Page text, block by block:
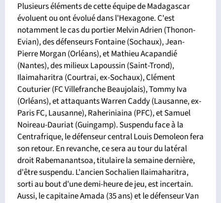
Plusieurs éléments de cette équipe de Madagascar
évoluent ou ont évolué dans l'Hexagone. C'est
notamment le cas du portier Melvin Adrien (Thonon-
Evian), des défenseurs Fontaine (Sochaux), Jean-
Pierre Morgan (Orléans), et Mathieu Acapandié
(Nantes), des milieux Lapoussin (Saint-Trond),
Ilaimaharitra (Courtrai, ex-Sochaux), Clément
Couturier (FC Villefranche Beaujolais), Tommy Iva
(Orléans), et attaquants Warren Caddy (Lausanne, ex-
Paris FC, Lausanne), Raheriniaina (PFC), et Samuel
Noireau-Dauriat (Guingamp). Suspendu face à la
Centrafrique, le défenseur central Louis Demoleon fera
son retour. En revanche, ce sera au tour du latéral
droit Rabemanantsoa, titulaire la semaine dernière,
d'être suspendu. L'ancien Sochalien Ilaimaharitra,
sorti au bout d'une demi-heure de jeu, est incertain.
Aussi, le capitaine Amada (35 ans) et le défenseur Van